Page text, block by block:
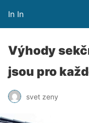
In In
Výhody
jsou pro
svet zeny